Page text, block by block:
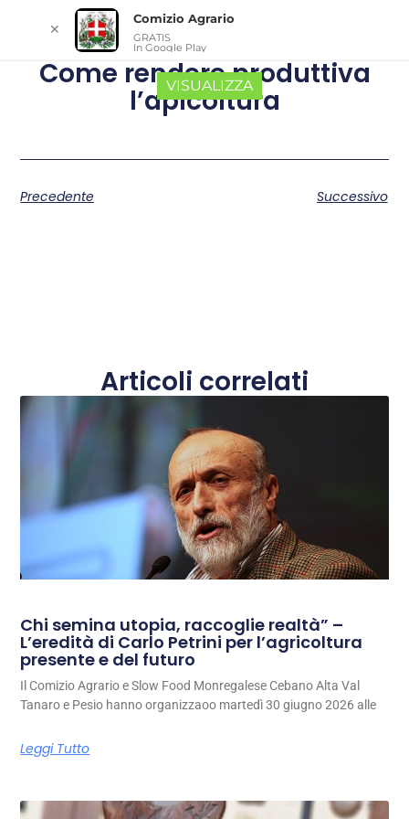
Come rendere produttiva
l’apicoltura
Precedente Successivo
Articoli correlati
Chi semina utopia, raccoglie realtà” –
L’eredità di Carlo Petrini per l’agricoltura
presente e del futuro
Il Comizio Agrario e Slow Food Monregalese Cebano Alta Val
Tanaro e Pesio hanno organizzaoo martedì 30 giugno 2026 alle
Leggi Tutto
✕
Comizio Agrario
GRATIS
In Google Play
VISUALIZZA